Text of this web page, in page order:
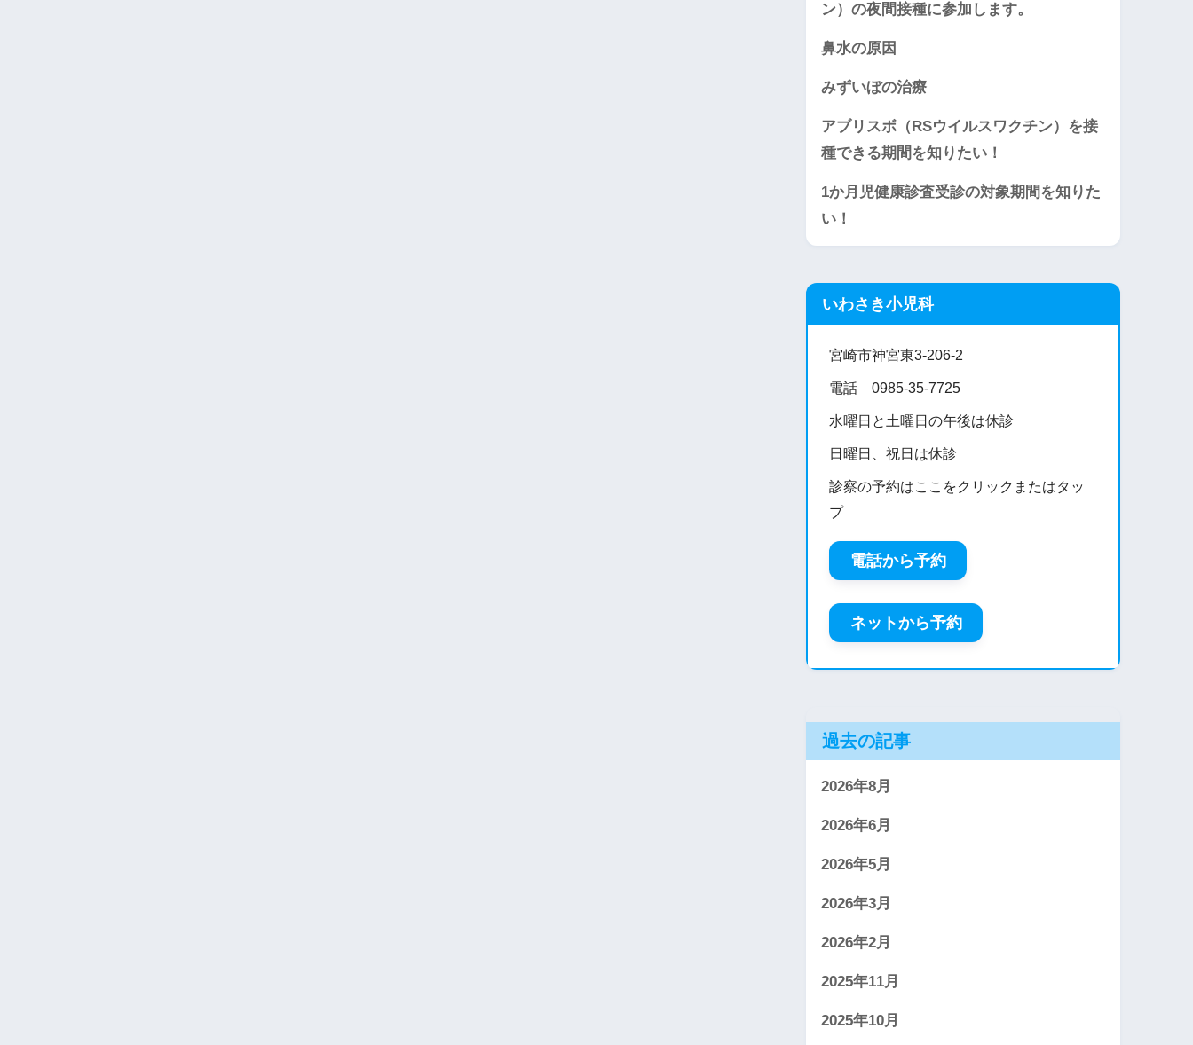
ン）の夜間接種に参加します。
鼻水の原因
みずいぼの治療
アブリスボ（RSウイルスワクチン）を接
種できる期間を知りたい！
1か月児健康診査受診の対象期間を知りた
い！
いわさき小児科
宮崎市神宮東3-206-2
電話 0985-35-7725
水曜日と土曜日の午後は休診
日曜日、祝日は休診
診察の予約はここをクリックまたはタッ
プ
電話から予約
ネットから予約
過去の記事
2026年8月
2026年6月
2026年5月
2026年3月
2026年2月
2025年11月
2025年10月